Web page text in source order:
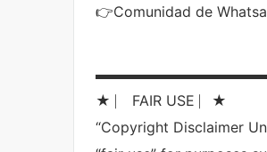
👉Comunidad de
★ ⎸ FAIR USE ⎸★
“Copyright Disclaimer